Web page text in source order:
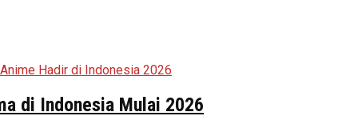
di Indonesia Mulai 2026